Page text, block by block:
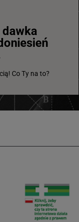
Co Ty na to?